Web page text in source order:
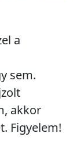
a
sem.
akkor
Figyelem!